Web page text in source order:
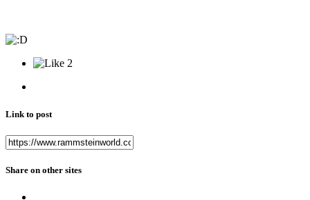
2
Link to post
Share on other sites